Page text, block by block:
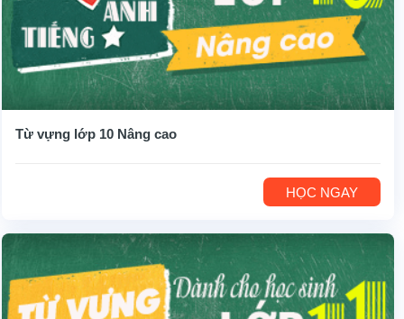
Từ vựng lớp 10 Nâng cao
HỌC NGAY